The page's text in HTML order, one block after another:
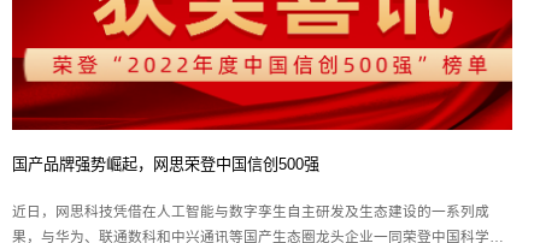
国产品牌强势崛起，网思荣登中国信创500强
近日，网思科技凭借在人工智能与数字孪生自主研发及生态建设的一系列成
果，与华为、联通数科和中兴通讯等国产生态圈龙头企业一同荣登中国科学院